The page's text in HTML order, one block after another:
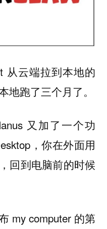
从云端拉到本地的
地跑了三个月了。
又加了一个功
，你在外面用
回到电脑前的时候
my computer 的第